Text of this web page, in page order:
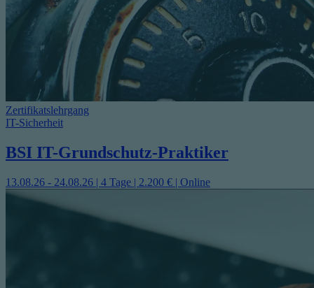
Zertifikatslehrgang
IT-Sicherheit
BSI IT-Grundschutz-Praktiker
13.08.26 - 24.08.26 | 4 Tage | 2.200 € | Online